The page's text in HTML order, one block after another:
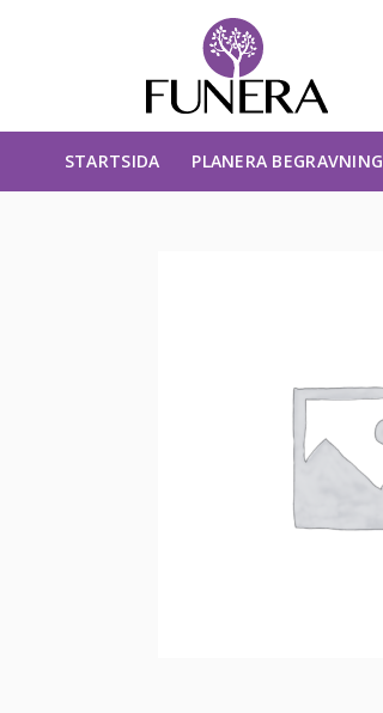
STARTSIDA PLANERA BEGRAVNING